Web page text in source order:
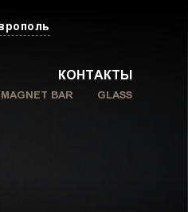
КОНТАКТЫ
MAGNET BAR GLASS